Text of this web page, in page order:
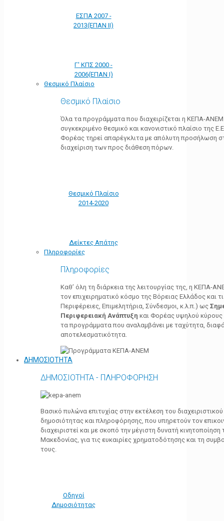
ΕΣΠΑ 2007 -
2013(ΕΠΑΝ ΙΙ)
Γ' ΚΠΣ 2000 -
2006(ΕΠΑΝ Ι)
Θεσμικό Πλαίσιο
Θεσμικό Πλαίσιο
Όλα τα προγράμματα που διαχειρίζεται η ΚΕΠΑ-
συγκεκριμένο θεσμικό και κανονιστικό πλαίσιο της
Φορέας τηρεί απαρέγκλιτα με απόλυτη προσήλωση
διαχείριση των προς διάθεση πόρων.
Θεσμικό Πλαίσιο
2014-2020
Δείκτες Απάτης
Πληροφορίες
Πληροφορίες
Καθ’ όλη τη διάρκεια της λειτουργίας της, η ΚΕΠΑ-
τον επιχειρηματικό κόσμο της Βόρειας Ελλάδος και
Περιφέρειες, Επιμελητήρια, Σύνδεσμοι, κ.λ.π.) ως
Περιφερειακή Ανάπτυξη και Φορέας υψηλού κύρους
τα προγράμματα που αναλαμβάνει με ταχύτητα,
αποτελεσματικότητα.
ΔΗΜΟΣΙΟΤΗΤΑ
ΔΗΜΟΣΙΟΤΗΤΑ - ΠΛΗΡΟΦΟΡΗΣΗ
Βασικό πυλώνα επιτυχίας στην εκτέλεση του
δημοσιότητας και πληροφόρησης, που υπηρετούν τον
διαχειριστεί και με σκοπό την μέγιστη δυνατή
Μακεδονίας, για τις ευκαιρίες χρηματοδότησης και τη
τους.
Οδηγοί
Δημοσιότητας